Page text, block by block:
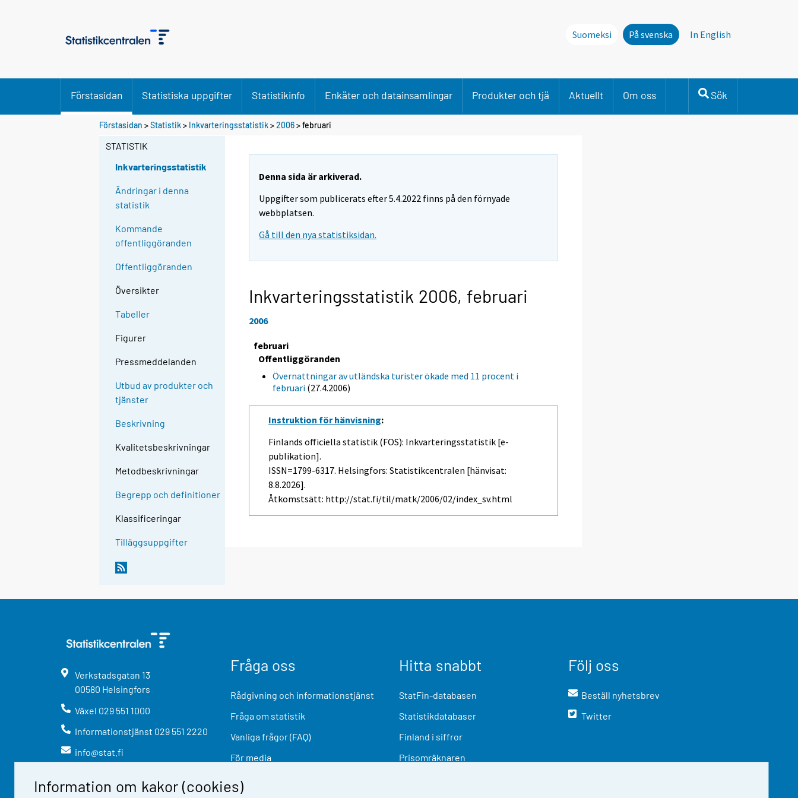
Information om kakor (cookies)
Suomeksi På svenska In English
Förstasidan Statistiska uppgifter Statistikinfo Enkäter och datainsamlingar Produkter och tjä Aktuellt Om oss Sök
Förstasidan >Statistik> Inkvarteringsstatistik>2006>februari
STATISTIK
Inkvarteringsstatistik
Ändringar i denna
statistik
Kommande
offentliggöranden
Offentliggöranden
Översikter
Tabeller
Figurer
Pressmeddelanden
Utbud av produkter och
tjänster
Beskrivning
Kvalitetsbeskrivningar
Metodbeskrivningar
Begrepp och definitioner
Klassificeringar
Tilläggsuppgifter
Denna sida är arkiverad.
Uppgifter som publicerats efter 5.4.2022 finns på den förnyade
webbplatsen.
Gå till den nya statistiksidan.
Inkvarteringsstatistik 2006, februari
2006
februari
Offentliggöranden
Övernattningar av utländska turister ökade med 11 procent i
februari (27.4.2006)
Instruktion för hänvisning:
Finlands officiella statistik (FOS): Inkvarteringsstatistik [e-
publikation].
ISSN=1799-6317. Helsingfors: Statistikcentralen [hänvisat:
8.8.2026].
Åtkomstsätt: http://stat.fi/til/matk/2006/02/index_sv.html
Verkstadsgatan 13
00580 Helsingfors
Växel 029 551 1000
Informationstjänst 029 551 2220
info@stat.fi
Fråga oss
Rådgivning och informationstjänst
Fråga om statistik
Vanliga frågor (FAQ)
För media
Hitta snabbt
StatFin-databasen
Statistikdatabaser
Finland i siffror
Prisomräknaren
Följ oss
Beställ nyhetsbrev
Twitter